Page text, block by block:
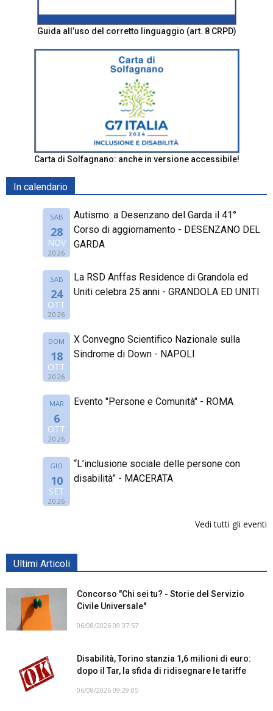
Guida all’uso del corretto linguaggio (art. 8 CRPD)
Carta di Solfagnano: anche in versione accessibile!
In calendario
SAB
28
NOV
2026
Autismo: a Desenzano del Garda il 41°
Corso di aggiornamento - DESENZANO DEL
GARDA
SAB
24
OTT
2026
La RSD Anffas Residence di Grandola ed
Uniti celebra 25 anni - GRANDOLA ED UNITI
DOM
18
OTT
2026
X Convegno Scientifico Nazionale sulla
Sindrome di Down - NAPOLI
MAR
6
OTT
2026
Evento "Persone e Comunità" - ROMA
GIO
10
SET
2026
“L’inclusione sociale delle persone con
disabilità” - MACERATA
Vedi tutti gli eventi
Ultimi Articoli
Concorso "Chi sei tu? - Storie del Servizio
Civile Universale"
06/08/2026 09:37:57
Disabilità, Torino stanzia 1,6 milioni di euro:
dopo il Tar, la sfida di ridisegnare le tariffe
06/08/2026 09:29:05